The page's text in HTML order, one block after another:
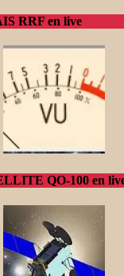
RRF en live
QO-100 en